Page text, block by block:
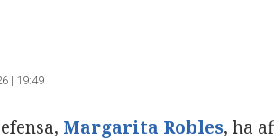
| 19:49
Margarita Robles, ha